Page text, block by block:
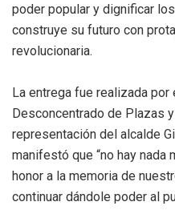
poder popular y dignificar
construye su futuro con
revolucionaria.
La entrega fue realizada
Desconcentrado de Plazas
representación del alcalde
manifestó que “no hay nada
honor a la memoria de
continuar dándole poder al